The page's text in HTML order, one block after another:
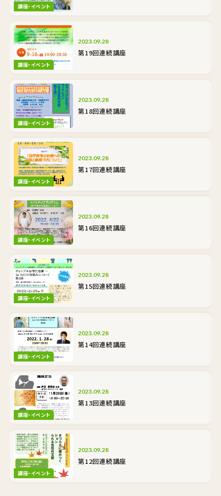
講座・イベント
講座・イベント
2023.09.28
第19回連続講座
講座・イベント
2023.09.28
第18回連続講座
講座・イベント
2023.09.28
第17回連続講座
講座・イベント
2023.09.28
第16回連続講座
講座・イベント
2023.09.28
第15回連続講座
講座・イベント
2023.09.28
第14回連続講座
講座・イベント
2023.09.28
第13回連続講座
講座・イベント
2023.09.28
第12回連続講座